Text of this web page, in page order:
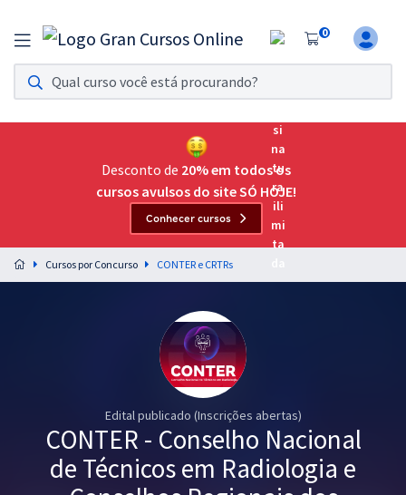
0
Assinatura Ilimitada 11
Acesso a todos os cursos. Teste grátis por 7 dias!
Assinatura OAB Até Passar
Acesso ilimitado a toda preparação para o Exame da
Preparação completa e intensiva para as principais
residências em saúde do Brasil
Graduação
Desconto de 20% em todos os
cursos avulsos do site SÓ HOJE!
Conhecer cursos
Cursos por Concurso CONTER e CRTRs
Edital publicado (Inscrições abertas)
CONTER - Conselho Nacional
de Técnicos em Radiologia e